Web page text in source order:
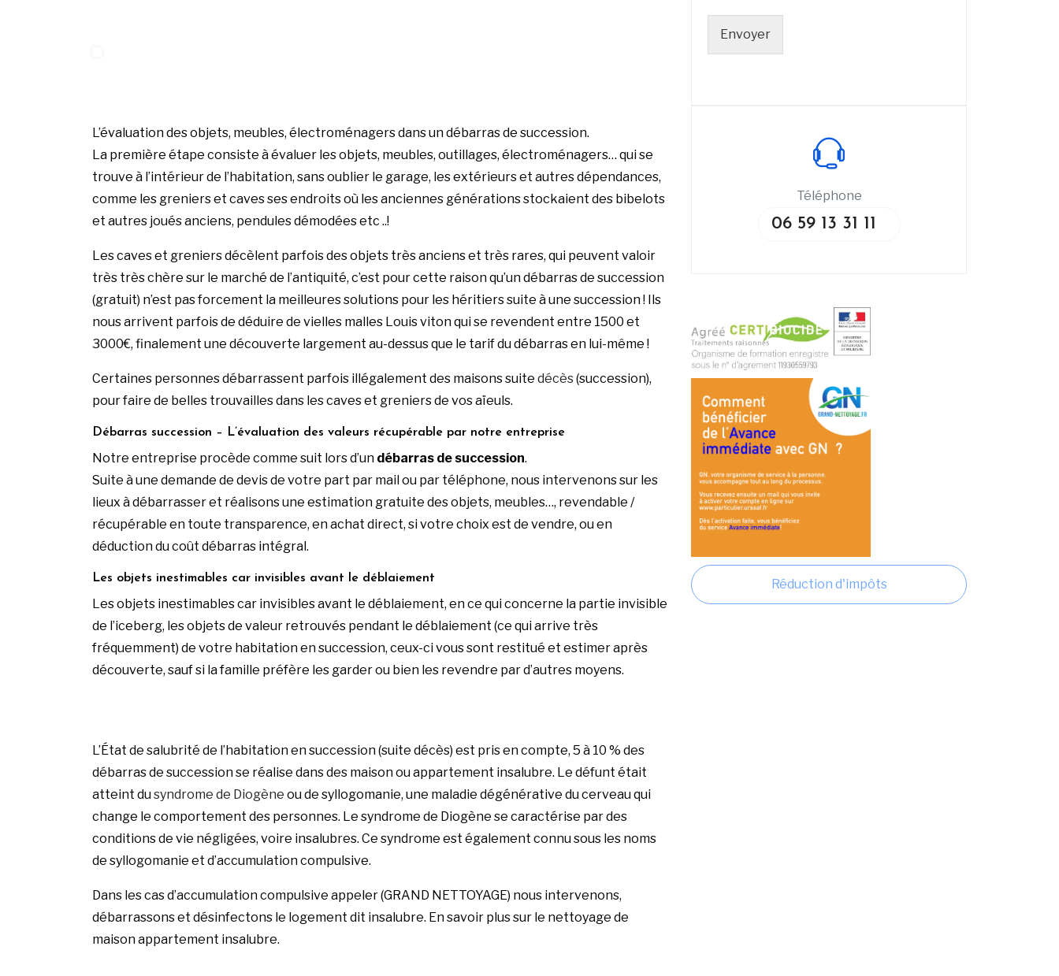
L’évaluation des objets, meubles, électroménagers dans un débarras de succession.
La première étape consiste à évaluer les objets, meubles, outillages, électroménagers… qui se
trouve à l’intérieur de l’habitation, sans oublier le garage, les extérieurs et autres dépendances,
comme les greniers et caves ses endroits où les anciennes générations stockaient des bibelots
et autres joués anciens, pendules démodées etc ..!
Les caves et greniers décèlent parfois des objets très anciens et très rares, qui peuvent valoir
très très chère sur le marché de l’antiquité, c’est pour cette raison qu’un débarras de succession
(gratuit) n’est pas forcement la meilleures solutions pour les héritiers suite à une succession ! Ils
nous arrivent parfois de déduire de vielles malles Louis viton qui se revendent entre 1500 et
3000€, finalement une découverte largement au-dessus que le tarif du débarras en lui-même !
Certaines personnes débarrassent parfois illégalement des maisons suite décès(succession),
pour faire de belles trouvailles dans les caves et greniers de vos aïeuls.
Débarras succession – L’évaluation des valeurs récupérable par notre entreprise
Notre entreprise procède comme suit lors d’un débarras de succession.
Suite à une demande de devis de votre part par mail ou par téléphone, nous intervenons sur les
lieux à débarrasser et réalisons une estimation gratuite des objets, meubles…, revendable /
récupérable en toute transparence, en achat direct, si votre choix est de vendre, ou en
déduction du coût débarras intégral.
Les objets inestimables car invisibles avant le déblaiement
Les objets inestimables car invisibles avant le déblaiement, en ce qui concerne la partie invisible
de l’iceberg, les objets de valeur retrouvés pendant le déblaiement (ce qui arrive très
fréquemment) de votre habitation en succession, ceux-ci vous sont restitué et estimer après
découverte, sauf si la famille préfère les garder ou bien les revendre par d’autres moyens.
L’État de salubrité de l’habitation en succession (suite décès) est pris en compte, 5 à 10 % des
débarras de succession se réalise dans des maison ou appartement insalubre. Le défunt était
atteint dusyndrome de Diogène ou de syllogomanie, une maladie dégénérative du cerveau qui
change le comportement des personnes. Le syndrome de Diogène se caractérise par des
conditions de vie négligées, voire insalubres. Ce syndrome est également connu sous les noms
de syllogomanie et d’accumulation compulsive.
Dans les cas d’accumulation compulsive appeler (GRAND NETTOYAGE) nous intervenons,
débarrassons et désinfectons le logement dit insalubre. En savoir plus sur le nettoyage de
maison appartement insalubre.
Envoyer
Téléphone
06 59 13 31 11
Réduction d'impôts